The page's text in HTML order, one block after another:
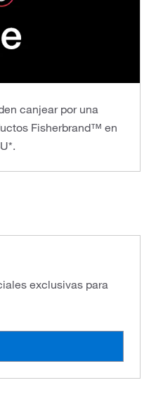
canjear por una
Fisherbrand™ en
exclusivas para